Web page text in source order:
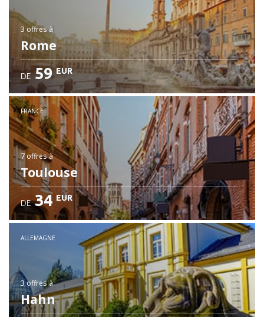
3 offresà
Rome
DE 59 EUR
FRANCE
7 offresà
Toulouse
DE 34 EUR
ALLEMAGNE
3 offresà
Hahn